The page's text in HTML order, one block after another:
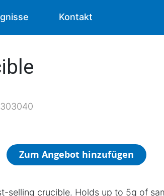
Kontakt
303040
Zum Angebot hinzufügen
selling crucible. Holds up to 5g of